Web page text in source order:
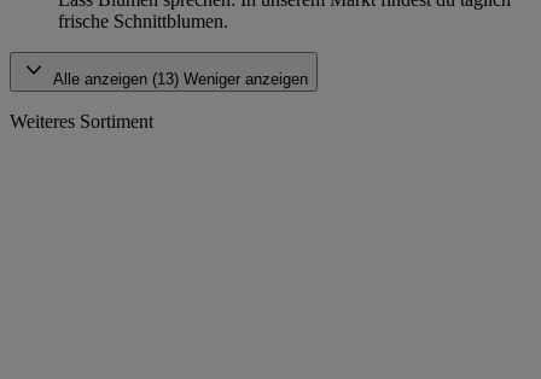
frische Schnittblumen.
Alle anzeigen (13) Weniger anzeigen
Weiteres Sortiment